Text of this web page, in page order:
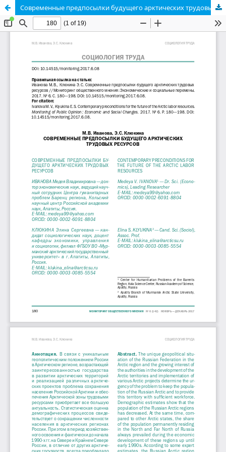
Современные предпосылки будущего арктических трудовых ресурсов